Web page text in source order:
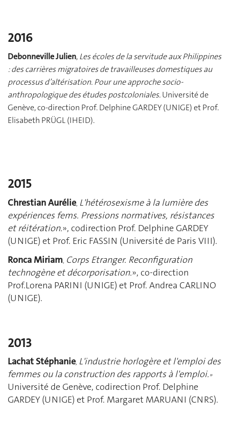
2016
Debonneville Julien,Les écoles de la servitude aux Philippines
: des carrières migratoires de travailleuses domestiques au
processus d’altérisation. Pour une approchesocio-
anthropologiquedes études postcoloniales.Université de
Genève, co-direction Prof. Delphine GARDEY (UNIGE) et Prof.
Elisabeth PRÜGL (IHEID).
2015
Chrestian Aurélie, L'hétérosexisme à la lumière des
expériences fems. Pressions normatives, résistances
et réitération.», codirection Prof. Delphine GARDEY
(UNIGE) et Prof. Eric FASSIN (Université de Paris VIII).
Ronca Miriam, Corps Etranger. Reconfiguration
technogène et décorporisation.», co-direction
Prof.Lorena PARINI (UNIGE) et Prof. Andrea CARLINO
(UNIGE).
2013
Lachat Stéphanie, L'industrie horlogère et l'emploi des
femmes ou la construction des rapports à l'emploi.»
Université de Genève, codirection Prof. Delphine
GARDEY (UNIGE) et Prof. Margaret MARUANI (CNRS).